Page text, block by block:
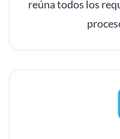
reúna todos los